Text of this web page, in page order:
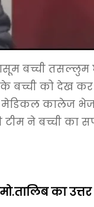
बच्ची तसल्लुम
को देख कर
कालेज भेज
टीम ने बच्ची
का